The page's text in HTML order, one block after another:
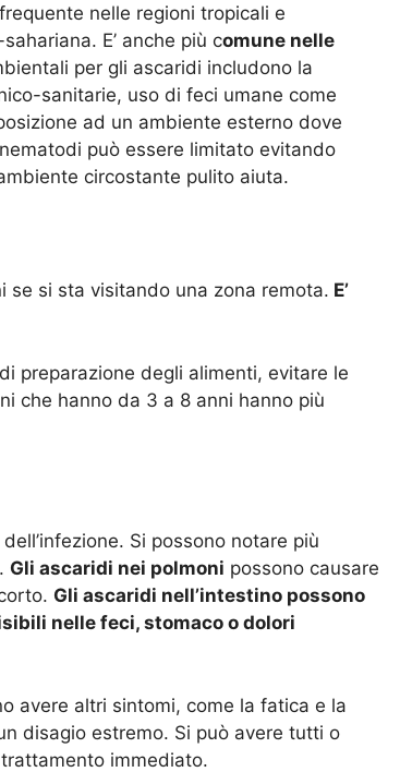
nelle regioni tropicali e
E’ anche più comune nelle
per gli ascaridi includono la
sanitarie, uso di feci umane come
ad un ambiente esterno dove
può essere limitato evitando
circostante pulito aiuta.
se si sta visitando una zona remota. E’
preparazione degli alimenti, evitare le
che hanno da 3 a 8 anni hanno più
Si possono notare più
Gli ascaridi nei polmoni possono causare
Gli ascaridi nell’intestino possono
nelle feci, stomaco o dolori
avere altri sintomi, come la fatica e la
disagio estremo. Si può avere tutti o
immediato.